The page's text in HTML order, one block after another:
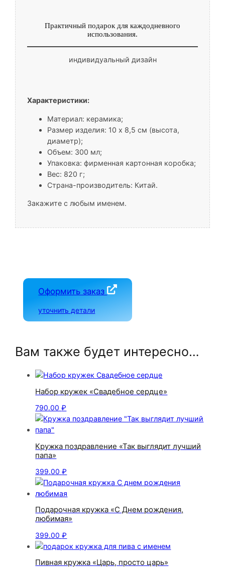
Практичный подарок для каждодневного
использования.
индивидуальный дизайн
Характеристики:
Материал: керамика;
Размер изделия: 10 x 8,5 см (высота,
диаметр);
Объем: 300 мл;
Упаковка: фирменная картонная коробка;
Вес: 820 г;
Страна-производитель: Китай.
Закажите с любым именем.
Оформить заказ
уточнить детали
Вам также будет интересно…
Набор кружек «Свадебное сердце»
790.00₽
Кружка поздравление «Так выглядит лучший
папа»
399.00₽
Подарочная кружка «С Днем рождения,
любимая»
399.00₽
Пивная кружка «Царь, просто царь»